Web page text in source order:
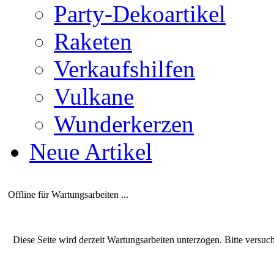
Party-Dekoartikel
Raketen
Verkaufshilfen
Vulkane
Wunderkerzen
Neue Artikel
Offline für Wartungsarbeiten ...
Diese Seite wird derzeit Wartungsarbeiten unterzogen. Bitte